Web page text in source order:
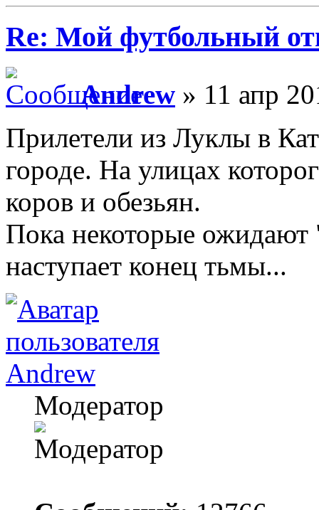
Re: Мой футбольный
Andrew » 11 апр
Прилетели из Луклы в
городе. На улицах
коров и обезьян.
Пока некоторые ожидают
наступает конец тьмы...
Andrew
Модератор